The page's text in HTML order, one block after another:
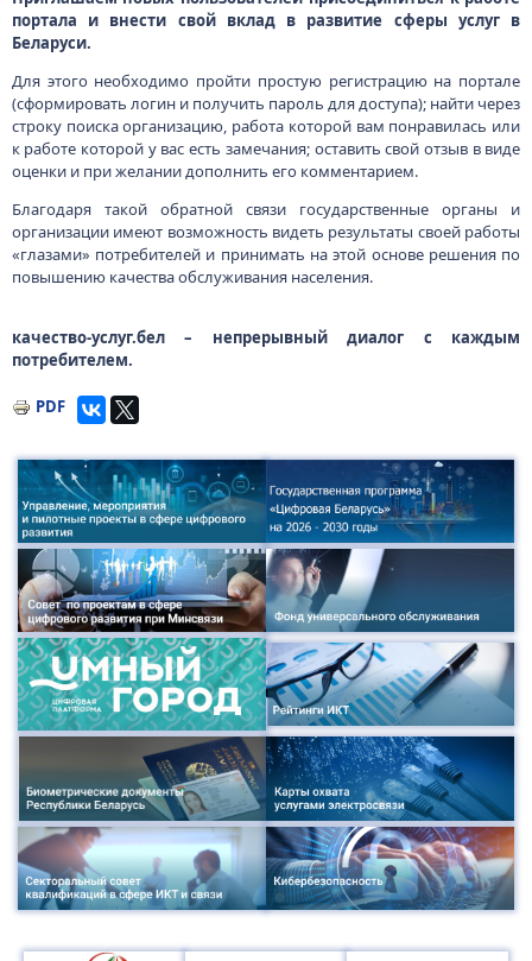
портала и внести свой вклад в развитие сферы услуг в
Беларуси.
Для этого необходимо пройти простую регистрацию на портале
(сформировать логин и получить пароль для доступа); найти через
строку поиска организацию, работа которой вам понравилась или
к работе которой у вас есть замечания; оставить свой отзыв в виде
оценки и при желании дополнить его комментарием.
Благодаря такой обратной связи государственные органы и
организации имеют возможность видеть результаты своей работы
«глазами» потребителей и принимать на этой основе решения по
повышению качества обслуживания населения.
качество-услуг.бел – непрерывный диалог с каждым
потребителем.
PDF